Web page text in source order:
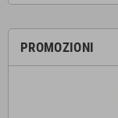
PROMOZIONI